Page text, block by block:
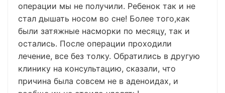
операции мы не получили. Ребенок так и не
стал дышать носом во сне! Более того,как
были затяжные насморки по месяцу, так и
остались. После операции проходили
лечение, все без толку. Обратились в другую
клинику на консультацию, сказали, что
причина была совсем не в аденоидах, и